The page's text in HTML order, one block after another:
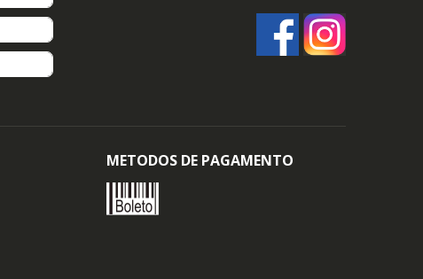
METODOS DE PAGAMENTO